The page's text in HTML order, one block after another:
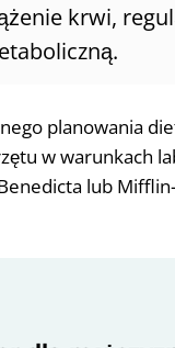
krwi,
planowania
w warunkach
lub